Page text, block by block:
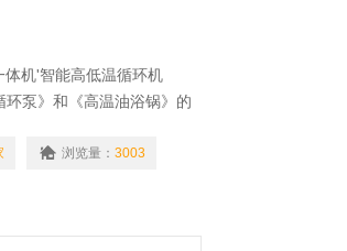
机'智能高低温循环机
泵》和《高温油浴锅》的
、操作简便、稳定性好等特
浏览量： 3003